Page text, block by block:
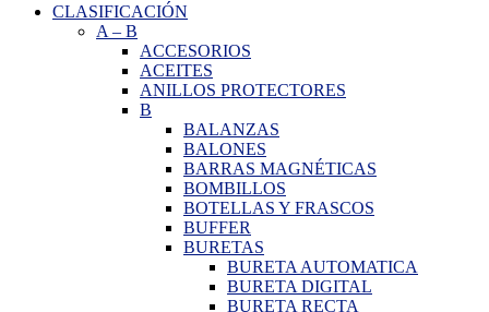
CLASIFICACIÓN
A – B
ACCESORIOS
ACEITES
ANILLOS PROTECTORES
B
BALANZAS
BALONES
BARRAS MAGNÉTICAS
BOMBILLOS
BOTELLAS Y FRASCOS
BUFFER
BURETAS
BURETA AUTOMATICA
BURETA DIGITAL
BURETA RECTA